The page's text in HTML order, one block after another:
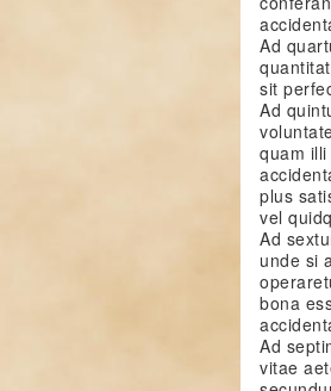
Ad
sit
Ad
quam
plus
vel
Ad
unde si
bona
Ad
vitae